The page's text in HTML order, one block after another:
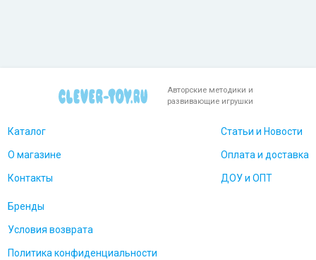
Авторские методики и
развивающие игрушки
Каталог
О магазине
Контакты
Статьи и Новости
Оплата и доставка
ДОУ и ОПТ
Бренды
Условия возврата
Политика конфиденциальности